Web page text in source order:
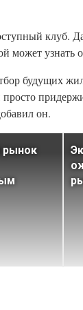
клуб.
может
будущих
он.
рынок